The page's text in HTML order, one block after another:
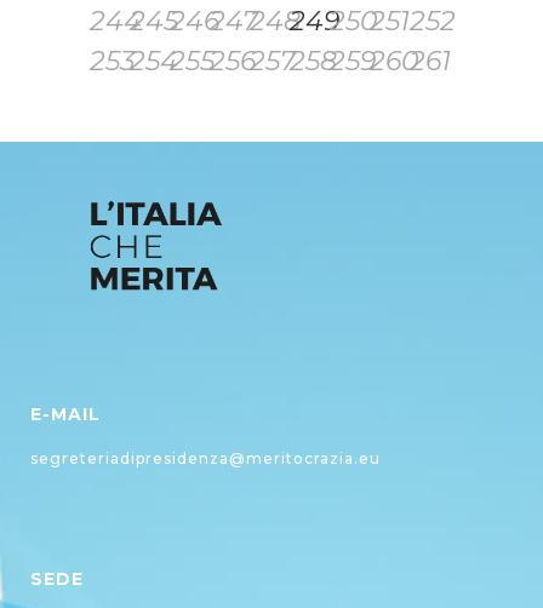
244245246247248249250251252
253254255256257258259260261
E-MAIL
segreteriadipresidenza@meritocrazia.eu
SEDE